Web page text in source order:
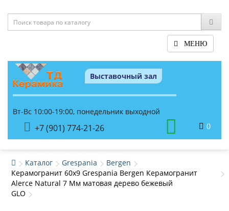
МЕНЮ
Выставочный зал
Вт-Вс 10:00-19:00, понедельник выходной
+7 (901) 774-21-26 0
Каталог Grespania
Bergen
Керамогранит 60x9 Grespania Bergen Керамогранит
Alerce Natural 7 Мм матовая дерево бежевый
GLO